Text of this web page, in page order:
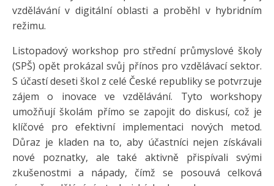
vzdělávání v digitální oblasti a proběhl v hybridním
režimu.
Listopadový workshop pro střední průmyslové školy
(SPŠ) opět prokázal svůj přínos pro vzdělávací sektor.
S účastí deseti škol z celé České republiky se potvrzuje
zájem o inovace ve vzdělávání. Tyto workshopy
umožňují školám přímo se zapojit do diskusí, což je
klíčové pro efektivní implementaci nových metod.
Důraz je kladen na to, aby účastníci nejen získávali
nové poznatky, ale také aktivně přispívali svými
zkušenostmi a nápady, čímž se posouvá celková